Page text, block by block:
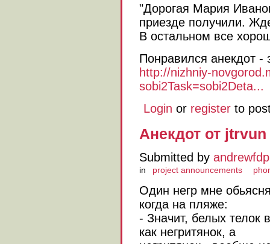
"Дорогая Мария
приезде получили.
В остальном все
Понравился анекдот -
http://nizhniy-
sobi2Task=sobi2Deta...
Login or register to
Анекдот от jtrvun
Submitted by andrewfdp
in project announcements
Один негр мне
когда на пляже:
- Значит, белых телок
как негритянок, а